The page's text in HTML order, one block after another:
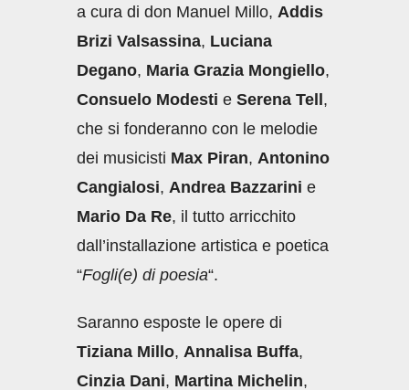
a cura di don Manuel Millo, Addis
Brizi Valsassina, Luciana
Degano, Maria Grazia Mongiello,
Consuelo Modesti e Serena Tell,
che si fonderanno con le melodie
dei musicisti Max Piran, Antonino
Cangialosi, Andrea Bazzarini e
Mario Da Re, il tutto arricchito
dall’installazione artistica e poetica
“Fogli(e) di poesia“.
Saranno esposte le opere di
Tiziana Millo, Annalisa Buffa,
Cinzia Dani, Martina Michelin,